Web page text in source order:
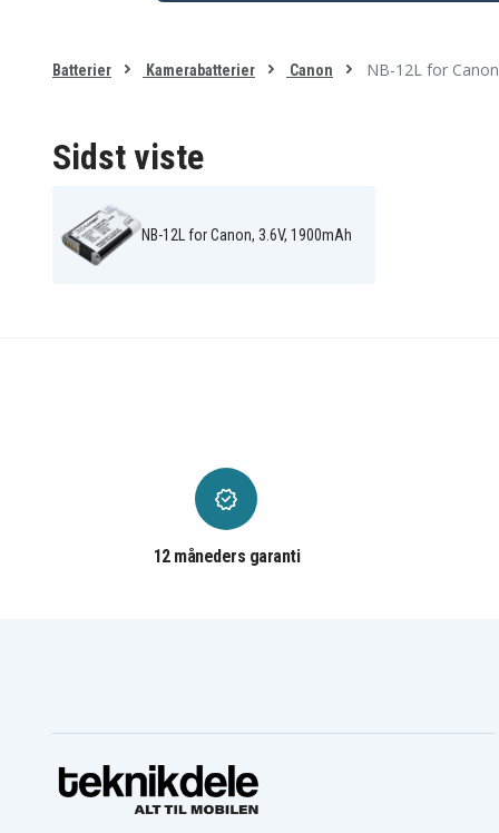
Batterier Kamerabatterier Canon NB-12L for
Sidst viste
NB-12L for Canon, 3.6V, 1900mAh
12 måneders garanti